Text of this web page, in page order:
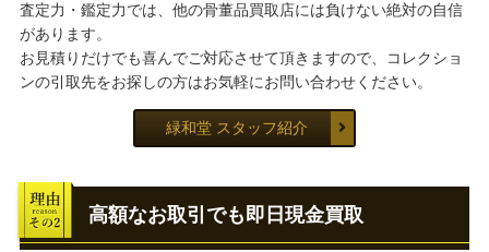
査定力・鑑定力では、他の骨董品買取店には負けない絶対の自信
があります。
お見積りだけでも喜んでご対応させて頂きますので、コレクショ
ンの引取先をお探しの方はお気軽にお問い合わせください。
緑和堂 スタッフ紹介
高額なお取引でも即日現金買取